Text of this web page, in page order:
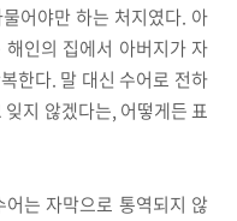
어야만 하는 처지였다. 아
인의 집에서 아버지가 자
한다. 말 대신 수어로 전하
지 않겠다는, 어떻게든 표
는 자막으로 통역되지 않